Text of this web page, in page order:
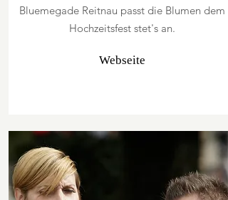
Bluemegade Reitnau passt die Blumen dem
Hochzeitsfest stet's an.
Webseite